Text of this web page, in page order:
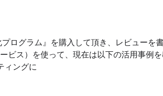
ログラム』を購入して頂き、レビューを
ビス）を使って、現在は以下の活用事例
ィングに